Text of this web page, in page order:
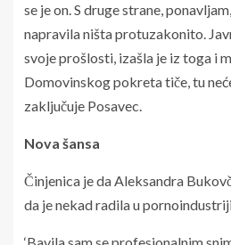
se je on. S druge strane,
napravila ništa protuzakonito.
svoje prošlosti, izašla je iz toga i
Domovinskog pokreta tiče, tu
zaključuje Posavec.
Nova šansa
Činjenica je da Aleksandra
da je nekad radila u